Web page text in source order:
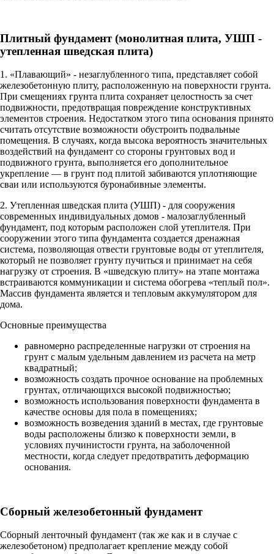
Плитный фундамент (монолитная плита, УШП -
утепленная шведская плита)
1. «Плавающий» - незаглубленного типа, представляет собой
железобетонную плиту, расположенную на поверхности грунта.
При смещениях грунта плита сохраняет целостность за счет
подвижности, предотвращая повреждение конструктивных
элементов строения. Недостатком этого типа основания принято
считать отсутствие возможности обустроить подвальные
помещения. В случаях, когда высока вероятность значительных
воздействий на фундамент со стороны грунтовых вод и
подвижного грунта, выполняется его дополнительное
укрепление — в грунт под плитой забиваются уплотняющие
сваи или используются буронабивные элементы.
2. Утепленная шведская плита (УШП) - для сооружения
современных индивидуальных домов - малозаглубленный
фундамент, под которым расположен слой утеплителя. При
сооружении этого типа фундамента создается дренажная
система, позволяющая отвести грунтовые воды от утеплителя,
который не позволяет грунту пучиться и принимает на себя
нагрузку от строения. В «шведскую плиту» на этапе монтажа
встраиваются коммуникации и система обогрева «теплый пол».
Массив фундамента является и тепловым аккумулятором для
дома.
Основные преимущества
равномерно распределенные нагрузки от строения на
грунт с малым удельным давлением из расчета на метр
квадратный;
возможность создать прочное основание на проблемных
грунтах, отличающихся высокой подвижностью;
возможность использования поверхности фундамента в
качестве основы для пола в помещениях;
возможность возведения зданий в местах, где грунтовые
воды расположены близко к поверхности земли, в
условиях пучинистости грунта, на заболоченной
местности, когда следует предотвратить деформацию
основания.
Сборный железобетонный фундамент
Сборный ленточный фундамент (так же как и в случае с
железобетоном) предполагает крепление между собой